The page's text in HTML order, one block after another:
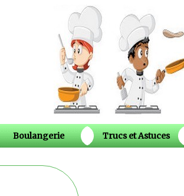
Boulangerie Trucs et Astuces